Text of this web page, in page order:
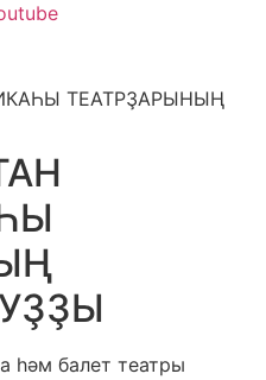
ТЕАТРҘАРЫНЫҢ
һәм балет театры